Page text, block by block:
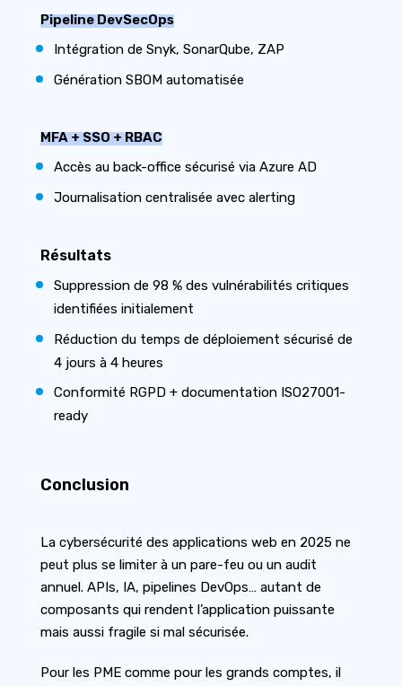
Pipeline DevSecOps
Intégration de Snyk, SonarQube, ZAP
Génération SBOM automatisée
MFA + SSO + RBAC
Accès au back-office sécurisé via Azure AD
Journalisation centralisée avec alerting
Résultats
Suppression de 98 % des vulnérabilités critiques
identifiées initialement
Réduction du temps de déploiement sécurisé de
4 jours à 4 heures
Conformité RGPD + documentation ISO27001-
ready
Conclusion
La cybersécurité des applications web en 2025 ne
peut plus se limiter à un pare-feu ou un audit
annuel. APIs, IA, pipelines DevOps… autant de
composants qui rendent l’application puissante
mais aussi fragile si mal sécurisée.
Pour les PME comme pour les grands comptes, il